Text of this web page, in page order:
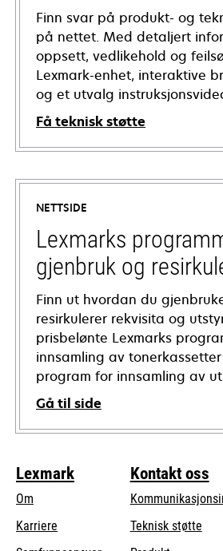
Finn svar på produkt- og
på nettet. Med detaljert
oppsett, vedlikehold og
Lexmark-enhet, interaktive
og et utvalg
Få teknisk støtte
opens
in
new
tab
NETTSIDE
Lexmarks
gjenbruk og
Finn ut hvordan du
resirkulerer rekvisita og
prisbelønte Lexmarks
innsamling av
program for innsamling av
Gå til side
Lexmark
Om
Karriere
Kontakt oss
Teknisk støtte